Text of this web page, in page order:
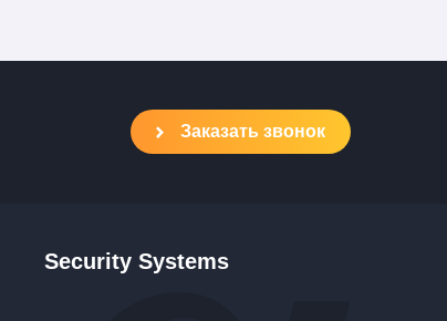
Заказать звонок
Security Systems